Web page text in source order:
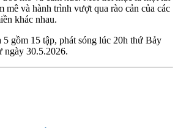
mê và hành trình vượt qua rào cản của các
khác nhau.
gồm 15 tập, phát sóng lúc 20h thứ Bảy
ngày 30.5.2026.